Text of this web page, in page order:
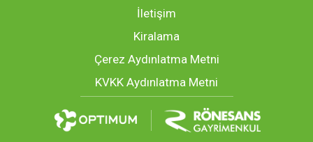
İletişim
Kiralama
Çerez Aydınlatma Metni
KVKK Aydınlatma Metni